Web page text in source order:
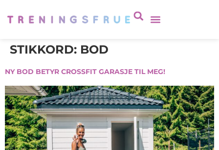
STIKKORD: BOD
NY BOD BETYR CROSSFIT GARASJE TIL MEG!